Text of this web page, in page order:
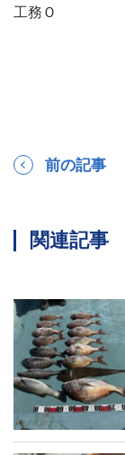
工務Ｏ
前の記事
関連記事